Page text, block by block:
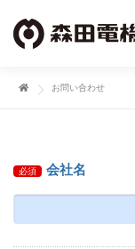
お問い合わせ
お問い合わせ
必須 会社名